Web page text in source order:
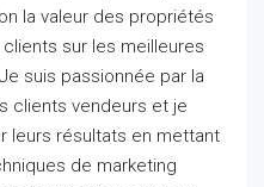
la valeur des propriétés
sur les meilleures
Je suis passionnée par la
clients vendeurs et je
leurs résultats en mettant
de marketing